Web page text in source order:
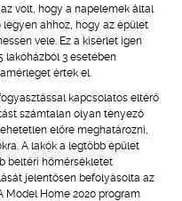
volt, hogy a napelemek által
ahhoz, hogy az épület
vele. Ez a kísérlet igen
lakóházból 3 esetében
értek el.
kapcsolatos eltérő
számtalan olyan tényező
előre meghatározni,
A lakók a legtöbb épület
beltéri hőmérsékletet
jelentősen befolyásolta az
Model Home 2020 program